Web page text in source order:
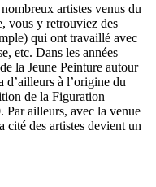
artistes venus du
vous y retrouviez des
qui ont travaillé avec
etc. Dans les années
la Jeune Peinture autour
d’ailleurs à l’origine du
de la Figuration
Par ailleurs, avec la venue
des artistes devient un